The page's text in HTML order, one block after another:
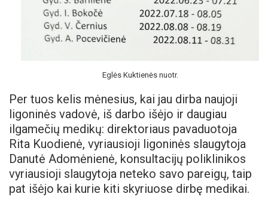
Eglės Kuktienės nuotr.
Per tuos kelis mėnesius, kai jau dirba naujoji
ligoninės vadovė, iš darbo išėjo ir daugiau
ilgamečių medikų: direktoriaus pavaduotoja
Rita Kuodienė, vyriausioji ligoninės slaugytoja
Danutė Adomėnienė, konsultacijų poliklinikos
vyriausioji slaugytoja neteko savo pareigų, taip
pat išėjo kai kurie kiti skyriuose dirbę medikai.